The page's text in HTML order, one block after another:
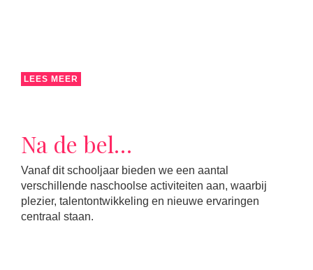
LEES MEER
Na de bel…
Vanaf dit schooljaar bieden we een aantal
verschillende naschoolse activiteiten aan, waarbij
plezier, talentontwikkeling en nieuwe ervaringen
centraal staan.